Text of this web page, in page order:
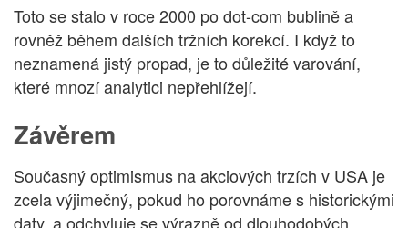
Toto se stalo v roce 2000 po dot-com bublině a
rovněž během dalších tržních korekcí. I když to
neznamená jistý propad, je to důležité varování,
které mnozí analytici nepřehlížejí.
Závěrem
Současný optimismus na akciových trzích v USA je
zcela výjimečný, pokud ho porovnáme s historickými
daty, a odchyluje se výrazně od dlouhodobých